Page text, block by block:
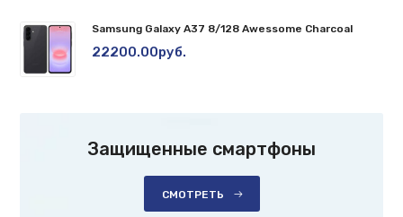
Samsung Galaxy A37 8/128 Awessome Charcoal
22200.00руб.
Защищенные смартфоны
СМОТРЕТЬ